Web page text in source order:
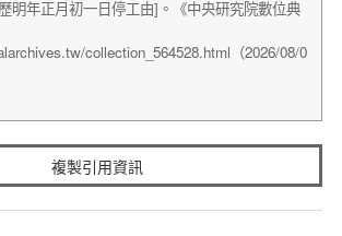
複製引用資訊